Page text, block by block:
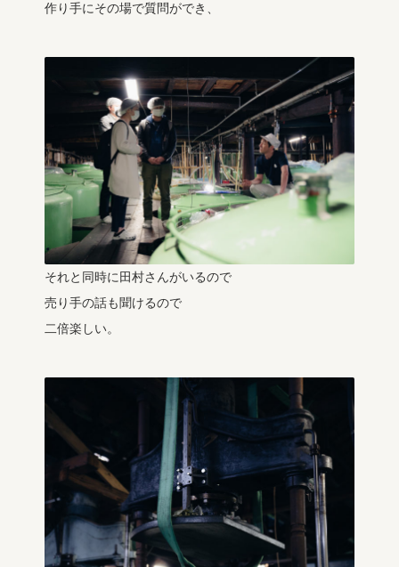
作り手にその場で質問ができ、
それと同時に田村さんがいるので
売り手の話も聞けるので
二倍楽しい。